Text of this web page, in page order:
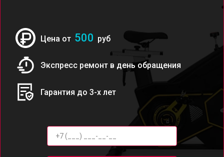
Цена от 500 руб
Экспресс ремонт в день обращения
Гарантия до 3-х лет